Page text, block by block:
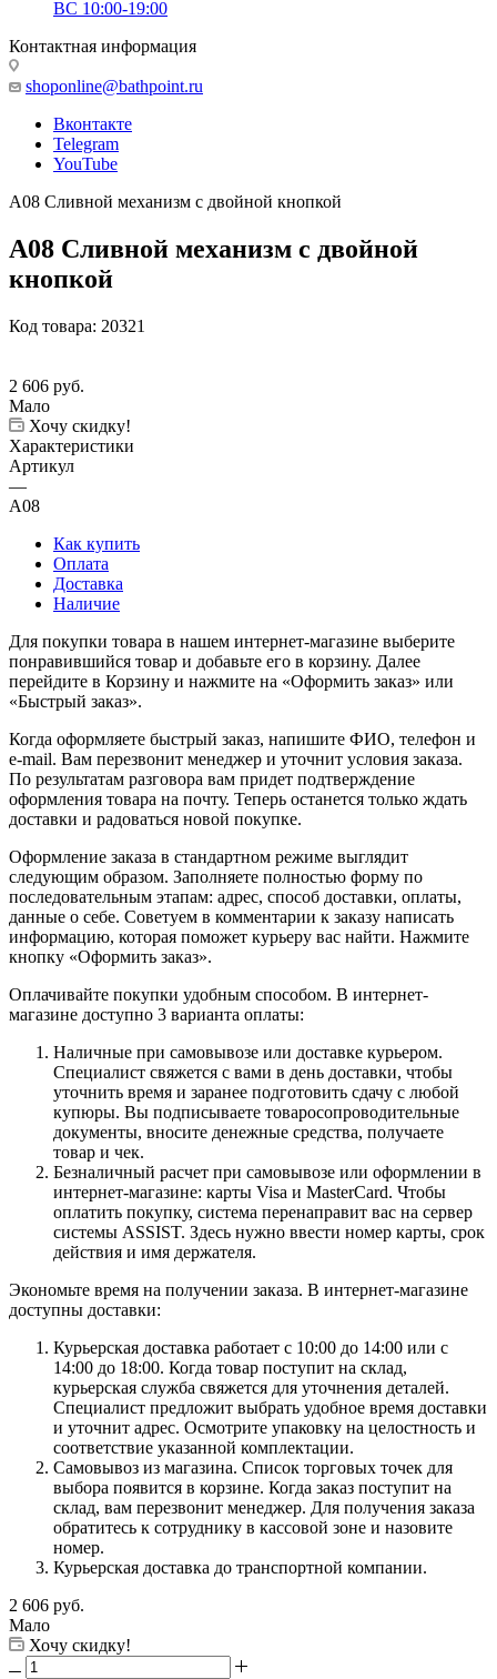
ВС 10:00-19:00
Контактная информация
shoponline@bathpoint.ru
Вконтакте
Telegram
YouTube
A08 Сливной механизм с двойной кнопкой
A08 Сливной механизм с двойной
кнопкой
Код товара: 20321
2 606 руб.
Мало
Хочу скидку!
Характеристики
Артикул
—
A08
Как купить
Оплата
Доставка
Наличие
Для покупки товара в нашем интернет-магазине выберите
понравившийся товар и добавьте его в корзину. Далее
перейдите в Корзину и нажмите на «Оформить заказ» или
«Быстрый заказ».
Когда оформляете быстрый заказ, напишите ФИО, телефон и
e-mail. Вам перезвонит менеджер и уточнит условия заказа.
По результатам разговора вам придет подтверждение
оформления товара на почту. Теперь останется только ждать
доставки и радоваться новой покупке.
Оформление заказа в стандартном режиме выглядит
следующим образом. Заполняете полностью форму по
последовательным этапам: адрес, способ доставки, оплаты,
данные о себе. Советуем в комментарии к заказу написать
информацию, которая поможет курьеру вас найти. Нажмите
кнопку «Оформить заказ».
Оплачивайте покупки удобным способом. В интернет-
магазине доступно 3 варианта оплаты:
Наличные при самовывозе или доставке курьером.
Специалист свяжется с вами в день доставки, чтобы
уточнить время и заранее подготовить сдачу с любой
купюры. Вы подписываете товаросопроводительные
документы, вносите денежные средства, получаете
товар и чек.
Безналичный расчет при самовывозе или оформлении в
интернет-магазине: карты Visa и MasterCard. Чтобы
оплатить покупку, система перенаправит вас на сервер
системы ASSIST. Здесь нужно ввести номер карты, срок
действия и имя держателя.
Экономьте время на получении заказа. В интернет-магазине
доступны доставки:
Курьерская доставка работает с 10:00 до 14:00 или с
14:00 до 18:00. Когда товар поступит на склад,
курьерская служба свяжется для уточнения деталей.
Специалист предложит выбрать удобное время доставки
и уточнит адрес. Осмотрите упаковку на целостность и
соответствие указанной комплектации.
Самовывоз из магазина. Список торговых точек для
выбора появится в корзине. Когда заказ поступит на
склад, вам перезвонит менеджер. Для получения заказа
обратитесь к сотруднику в кассовой зоне и назовите
номер.
Курьерская доставка до транспортной компании.
2 606 руб.
Мало
Хочу скидку!